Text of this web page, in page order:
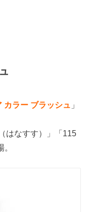
カラー ブラッシュ 」
はなすす）」「115